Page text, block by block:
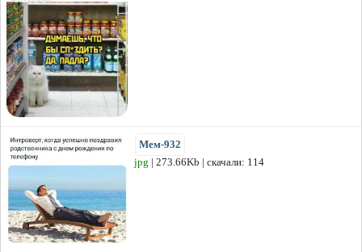
Мем-932
jpg | 273.66Kb | скачали: 114